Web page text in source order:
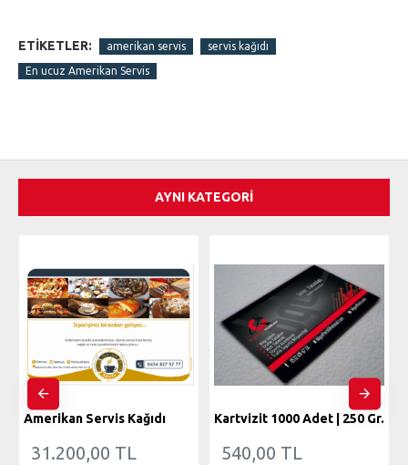
ETIKETLER: amerikan servis servis kağıdı
En ucuz Amerikan Servis
AYNI KATEGORI
Amerikan Servis Kağıdı
31.200,00 TL
Kartvizit 1000 Adet | 250 Gr.
540,00 TL